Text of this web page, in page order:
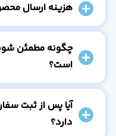
هزینه ارسال
چگونه مطمئن
است؟
آیا پس از ثبت
دارد؟